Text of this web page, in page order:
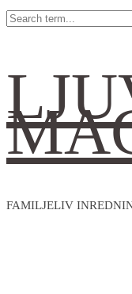
FAMILJELIV